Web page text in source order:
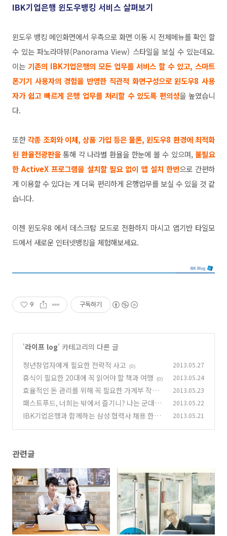
IBK기업은행 윈도우뱅킹 서비스 살펴보기
윈도우 뱅킹 메인화면에서 우측으로 화면 이동 시 전체메뉴를 확인 할
수 있는 파노라마뷰(Panorama View) 스타일을 보실 수 있는데요.
이는 기존의 IBK기업은행의 모든 업무를 서비스 할 수 있고, 스마트
폰기기 사용자의 경험을 반영한 직관적 화면구성으로 윈도우8 사용
자가 쉽고 빠르게 은행 업무를 처리할 수 있도록 편의성을 높였습니
다.
또한각종 조회와 이체, 상품 가입 등은 물론, 윈도우8 환경에 최적화
된 환율전광판을 통해 각 나라별 환율을 한눈에 볼 수 있으며, 불필요
한 ActiveX 프로그램을 설치할 필요 없이 앱 설치 한번으로 간편하
게 이용할 수 있다는 게 더욱 편리하게 은행업무를 보실 수 있을 것 같
습니다.
이젠 윈도우8 에서 데스크탑 모드로 전환하지 마시고 앱기반 타일모
드에서 새로운 인터넷뱅킹을 체험해보세요.
9 구독하기
'라이프 log' 카테고리의 다른 글
청년창업자에게 필요한 전략적 사고
(0) 2013.05.27
휴식이 필요한 20대에 꼭 읽어야 할 책과 여행 (0) 2013.05.24
효율적인 돈 관리를 위해 꼭 필요한 가계부 작성
법
(0)
2013.05.23
패스트푸드, 너희는 밖에서 즐기니? 나는 군대에
서 즐긴다! (0)
2013.05.22
IBK기업은행과 함께하는 삼성 협력사 채용 한마
2013.05.21
관련글